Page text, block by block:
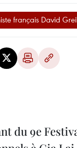
français David
du 9e